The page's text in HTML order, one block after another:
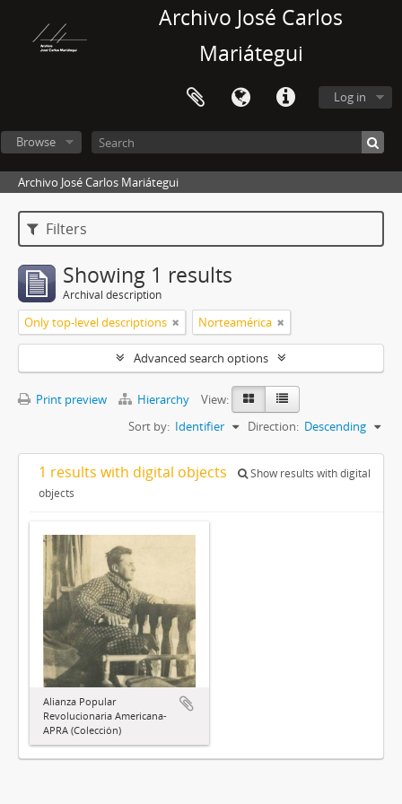
Archivo José Carlos
Mariátegui
Log in
Browse
Archivo José Carlos Mariátegui
Filters
Showing 1 results
Archival description
Only top-level descriptions Norteamérica
Advanced search options
Print preview Hierarchy
View:
Sort by: Identifier Direction: Descending
1 results with digital objects
Show results with digital
objects
Alianza Popular
Revolucionaria Americana-
APRA (Colección)